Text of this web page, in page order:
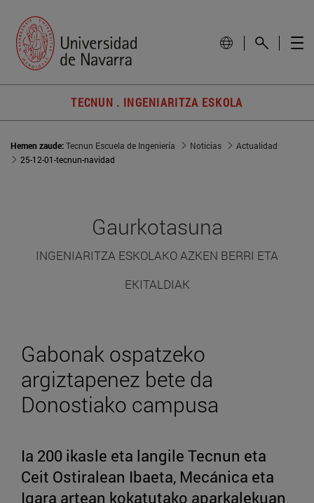
TECNUN . INGENIARITZA ESKOLA
Hemen zaude:Tecnun Escuela de Ingeniería Noticias
Actualidad
25-12-01-tecnun-navidad
Gaurkotasuna
INGENIARITZA ESKOLAKO AZKEN BERRI ETA
EKITALDIAK
Gabonak ospatzeko
argiztapenez bete da
Donostiako campusa
Ia 200 ikasle eta langile Tecnun eta
Ceit Ostiralean Ibaeta, Mecánica eta
Igara artean kokatutako aparkalekuan